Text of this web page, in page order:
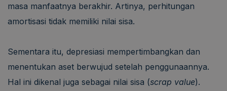
masa manfaatnya berakhir. Artinya, perhitungan
amortisasi tidak memiliki nilai sisa.
Sementara itu, depresiasi mempertimbangkan dan
menentukan aset berwujud setelah penggunaannya.
Hal ini dikenal juga sebagai nilai sisa (scrap value).